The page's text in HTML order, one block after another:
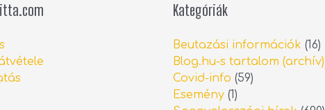
Kategóriák
Beutazási információk (16)
Blog.hu-s tartalom (archív)
Covid-info (59)
Esemény (1)